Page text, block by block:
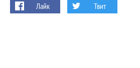
Лайк Твит